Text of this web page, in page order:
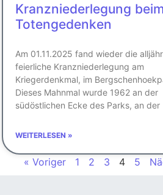
Kranzniederlegung beim
Totengedenken
Am 01.11.2025 fand wieder die
feierliche Kranzniederlegung am
Kriegerdenkmal, im
Dieses Mahnmal wurde 1962 an der
südöstlichen Ecke des Parks, an der
WEITERLESEN »
« Voriger 1 2 3 4 5